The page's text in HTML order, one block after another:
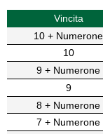
Vincita
10 + Numerone
10
9 + Numerone
9
8 + Numerone
7 + Numerone